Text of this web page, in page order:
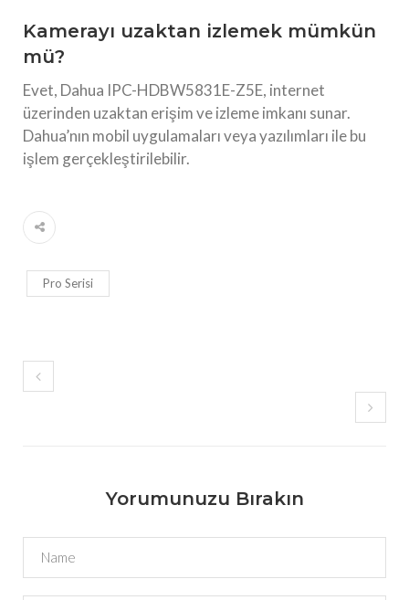
Kamerayı uzaktan izlemek mümkün
mü?
Evet, Dahua IPC-HDBW5831E-Z5E, internet
üzerinden uzaktan erişim ve izleme imkanı sunar.
Dahua’nın mobil uygulamaları veya yazılımları ile bu
işlem gerçekleştirilebilir.
Pro Serisi
Yorumunuzu Bırakın